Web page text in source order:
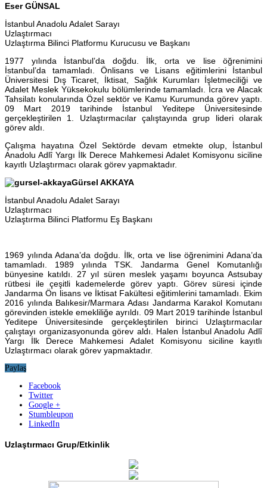
Eser GÜNSAL
İstanbul Anadolu Adalet Sarayı
Uzlaştırmacı
Uzlaştırma Bilinci Platformu Kurucusu ve Başkanı
1977 yılında İstanbul’da doğdu. İlk, orta ve lise öğrenimini
İstanbul’da tamamladı. Önlisans ve Lisans eğitimlerini İstanbul
Üniversitesi Dış Ticaret, İktisat, Sağlık Kurumları İşletmeciliği ve
Adalet Meslek Yüksekokulu bölümlerinde tamamladı. İcra ve Alacak
Tahsilatı konularında Özel sektör ve Kamu Kurumunda görev yaptı.
09 Mart 2019 tarihinde İstanbul Yeditepe Üniversitesinde
gerçekleştirilen 1. Uzlaştırmacılar çalıştayında grup lideri olarak
görev aldı.
Çalışma hayatına Özel Sektörde devam etmekte olup, İstanbul
Anadolu Adlî Yargı İlk Derece Mahkemesi Adalet Komisyonu siciline
kayıtlı Uzlaştırmacı olarak görev yapmaktadır.
Gürsel AKKAYA
İstanbul Anadolu Adalet Sarayı
Uzlaştırmacı
Uzlaştırma Bilinci Platformu Eş Başkanı
1969 yılında Adana’da doğdu. İlk, orta ve lise öğrenimini Adana’da
tamamladı. 1989 yılında TSK. Jandarma Genel Komutanlığı
bünyesine katıldı. 27 yıl süren meslek yaşamı boyunca Astsubay
rütbesi ile çeşitli kademelerde görev yaptı. Görev süresi içinde
Jandarma Ön lisans ve İktisat Fakültesi eğitimlerini tamamladı. Ekim
2016 yılında Balıkesir/Marmara Adası Jandarma Karakol Komutanı
görevinden istekle emekliliğe ayrıldı. 09 Mart 2019 tarihinde İstanbul
Yeditepe Üniversitesinde gerçekleştirilen birinci Uzlaştırmacılar
çalıştayı organizasyonunda görev aldı. Halen İstanbul Anadolu Adlî
Yargı İlk Derece Mahkemesi Adalet Komisyonu siciline kayıtlı
Uzlaştırmacı olarak görev yapmaktadır.
Paylaş
Facebook
Twitter
Google +
Stumbleupon
LinkedIn
Uzlaştırmacı Grup/Etkinlik